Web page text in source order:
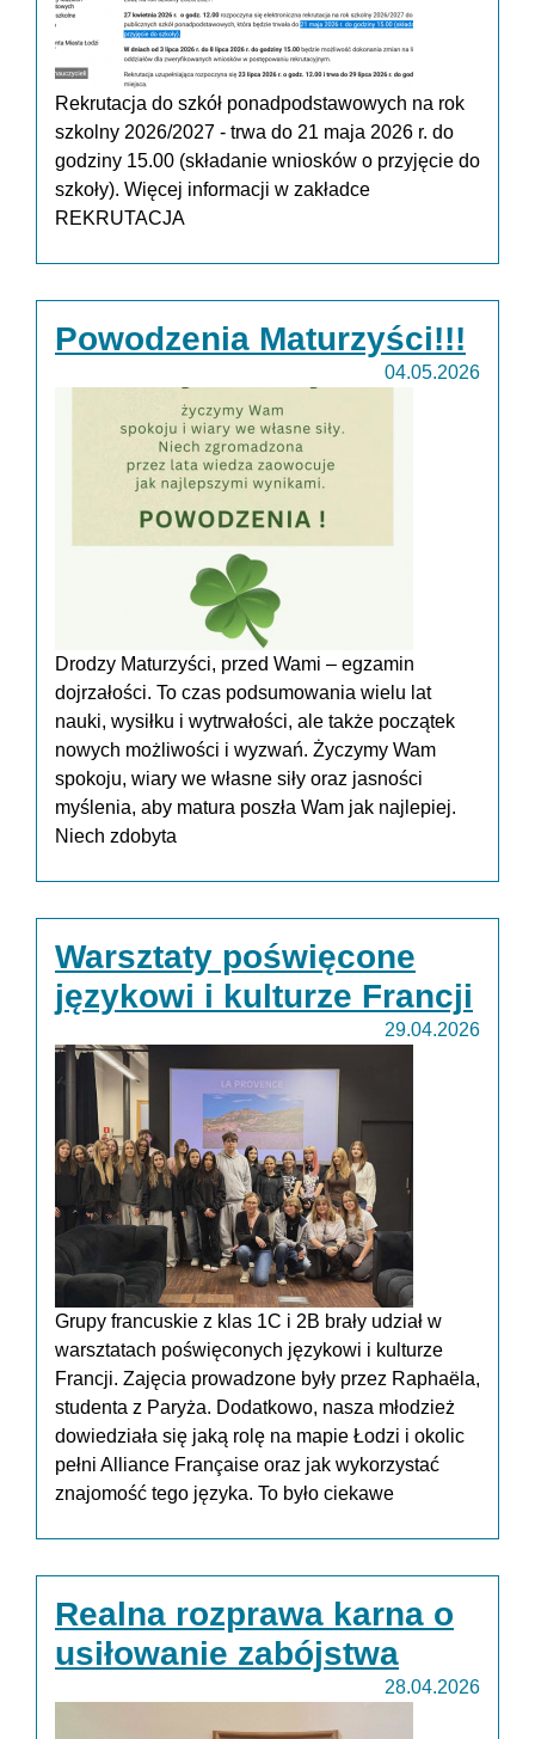
Rekrutacja do szkół ponadpodstawowych na rok
szkolny 2026/2027 - trwa do 21 maja 2026 r. do
godziny 15.00 (składanie wniosków o przyjęcie do
szkoły). Więcej informacji w zakładce
REKRUTACJA
Powodzenia Maturzyści!!!
04.05.2026
Drodzy Maturzyści, przed Wami – egzamin
dojrzałości. To czas podsumowania wielu lat
nauki, wysiłku i wytrwałości, ale także początek
nowych możliwości i wyzwań. Życzymy Wam
spokoju, wiary we własne siły oraz jasności
myślenia, aby matura poszła Wam jak najlepiej.
Niech zdobyta
Warsztaty poświęcone
językowi i kulturze Francji
29.04.2026
Grupy francuskie z klas 1C i 2B brały udział w
warsztatach poświęconych językowi i kulturze
Francji. Zajęcia prowadzone były przez Raphaëla,
studenta z Paryża. Dodatkowo, nasza młodzież
dowiedziała się jaką rolę na mapie Łodzi i okolic
pełni Alliance Française oraz jak wykorzystać
znajomość tego języka. To było ciekawe
Realna rozprawa karna o
usiłowanie zabójstwa
28.04.2026